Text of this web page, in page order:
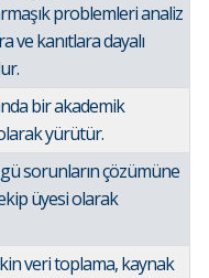
problemleri analiz
ve kanıtlara dayalı
bir akademik
olarak yürütür.
sorunların çözümüne
üyesi olarak
veri toplama, kaynak